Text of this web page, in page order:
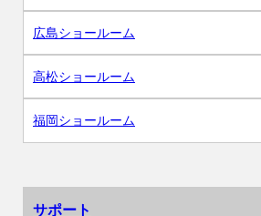
広島ショールーム
高松ショールーム
福岡ショールーム
サポート